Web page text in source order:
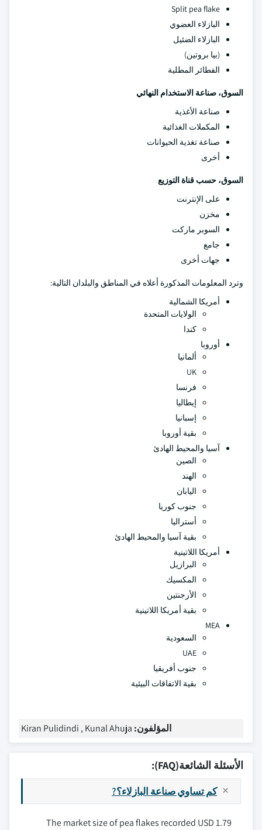
Split pea flake
البازلاء العضوي
البازلاء الضئيل
(بيا بروتين)
الفطائر المطلية
السوق، صناعة الاستخدام النهائي
صناعة الأغذية
المكملات الغذائية
صناعة تغذية الحيوانات
أخرى
السوق، حسب قناة التوزيع
على الإنترنت
مخزن
السوبر ماركت
جامع
جهات أخرى
وترد المعلومات المذكورة أعلاه في المناطق والبلدان التالية:
أمريكا الشمالية
الولايات المتحدة
كندا
أوروبا
ألمانيا
UK
فرنسا
إيطاليا
إسبانيا
بقية أوروبا
آسيا والمحيط الهادئ
الصين
الهند
اليابان
جنوب كوريا
أستراليا
بقية آسيا والمحيط الهادئ
أمريكا اللاتينية
البرازيل
المكسيك
الأرجنتين
بقية أمريكا اللاتينية
MEA
السعودية
UAE
جنوب أفريقيا
بقية الاتفاقات البيئية
المؤلفون: Kiran Pulidindi , Kunal Ahuja
الأسئلة الشائعة(FAQ):
كم تساوي صناعة البازلاء؟?
The market size of pea flakes recorded USD 1.79